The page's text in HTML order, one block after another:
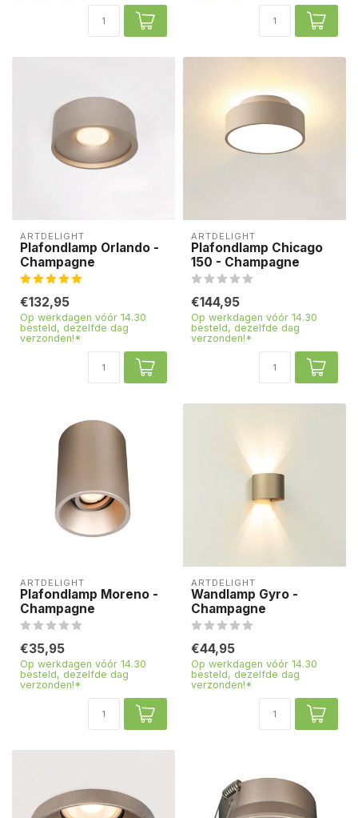
ARTDELIGHT
Plafondlamp Orlando -
Champagne
€132,95
Op werkdagen vóór 14.30
besteld, dezelfde dag
verzonden!*
ARTDELIGHT
Plafondlamp Chicago
150 - Champagne
€144,95
Op werkdagen vóór 14.30
besteld, dezelfde dag
verzonden!*
ARTDELIGHT
Plafondlamp Moreno -
Champagne
€35,95
Op werkdagen vóór 14.30
besteld, dezelfde dag
verzonden!*
ARTDELIGHT
Wandlamp Gyro -
Champagne
€44,95
Op werkdagen vóór 14.30
besteld, dezelfde dag
verzonden!*